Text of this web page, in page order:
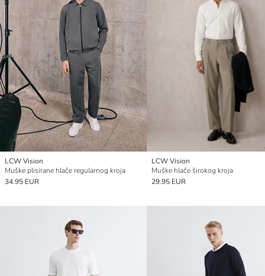
LCW Vision
Muške plisirane hlače regularnog kroja
34.95 EUR
LCW Vision
Muške hlače širokog kroja
29.95 EUR